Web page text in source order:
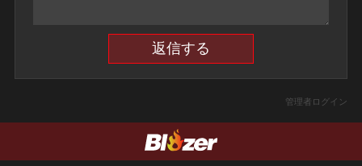
管理者ログイン